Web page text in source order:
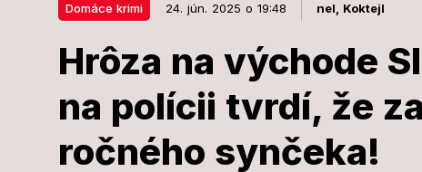
Domáce krimi 24. jún. 2025 o 19:48 nel, Koktejl
Hrôza na východe
na polícii tvrdí, že
ročného synčeka!
Hrôza na